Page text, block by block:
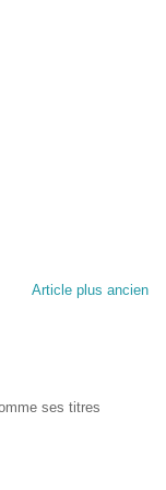
Article plus ancien
ses titres